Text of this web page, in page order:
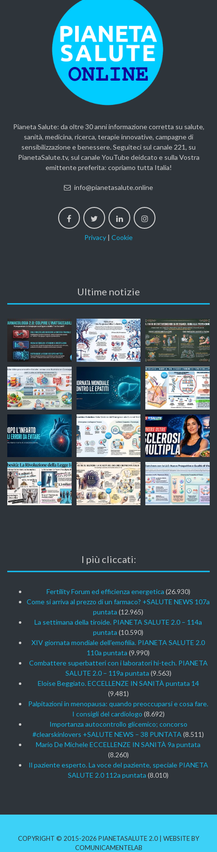
Pianeta Salute: da oltre 30 anni informazione corretta su salute,
sanità, medicina, ricerca, terapie innovative, campagne di
sensibilizzazione e benessere. Seguiteci sul canale 221, su
PianetaSalute.tv, sul canale YouTube deidcato e sulla Vostra
emittente preferita: copriamo tutta Italia!
info@pianetasalute.online
Privacy | Cookie
Ultime notizie
I più cliccati:
Fertility Forum ed efficienza energetica (26.930)
Come si arriva al prezzo di un farmaco? +SALUTE NEWS 107a
puntata (12.965)
La settimana della tiroide. PIANETA SALUTE 2.0 – 114a
puntata (10.590)
XIV giornata mondiale dell’emofilia. PIANETA SALUTE 2.0
110a puntata (9.990)
Combattere superbatteri con i laboratori hi-tech. PIANETA
SALUTE 2.0 – 119a puntata (9.563)
Eloise Beggiato. ECCELLENZE IN SANITÀ puntata 14
(9.481)
Palpitazioni in menopausa: quando preoccuparsi e cosa fare.
I consigli del cardiologo (8.692)
Importanza autocontrollo glicemico; concorso
#clearskinlovers +SALUTE NEWS – 38 PUNTATA (8.511)
Mario De Michele ECCELLENZE IN SANITÀ 9a puntata
(8.260)
Il paziente esperto. La voce del paziente, speciale PIANETA
SALUTE 2.0 112a puntata (8.010)
COPYRIGHT © 2015-2026 PIANETASALUTE 2.0 | WEBSITE BY
COMUNICAMENTELAB